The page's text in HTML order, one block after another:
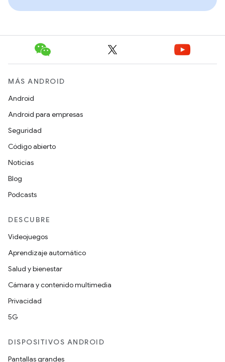
MÁS ANDROID
Android
Android para empresas
Seguridad
Código abierto
Noticias
Blog
Podcasts
DESCUBRE
Videojuegos
Aprendizaje automático
Salud y bienestar
Cámara y contenido multimedia
Privacidad
5G
DISPOSITIVOS ANDROID
Pantallas grandes